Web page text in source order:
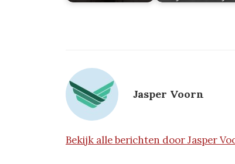
Jasper Voorn
Bekijk alle berichten door Jasper